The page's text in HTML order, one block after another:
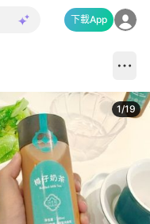
下載App
1/19